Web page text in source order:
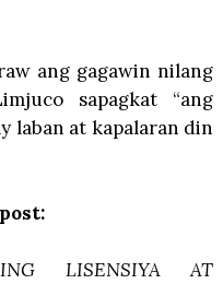
ang gagawin nilang
sapagkat “ang
laban at kapalaran din
LISENSIYA AT